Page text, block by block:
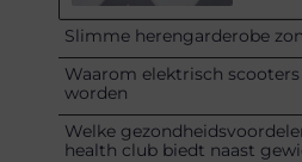
Slimme herengarderobe
Waarom elektrisch
worden
Welke
health club biedt naast